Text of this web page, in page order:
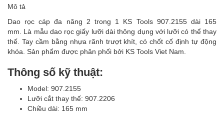
Mô tả
Dao rọc cáp đa năng 2 trong 1 KS Tools 907.2155 dài 165
mm. Là mẫu dao rọc giấy lưỡi dài thông dụng với lưỡi có thể thay
thế. Tay cầm bằng nhựa rãnh trượt khít, có chốt cố định tự động
khóa. Sản phẩm được phân phối bởi KS Tools Viet Nam.
Thông số kỹ thuật:
Model: 907.2155
Lưỡi cắt thay thế: 907.2206
Chiều dài: 165 mm